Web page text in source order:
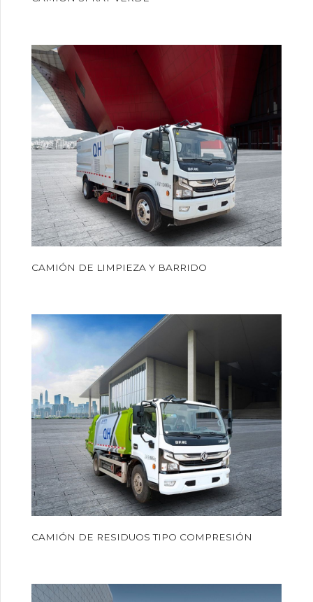
CAMIÓN DE LIMPIEZA Y BARRIDO
CAMIÓN DE RESIDUOS TIPO COMPRESIÓN